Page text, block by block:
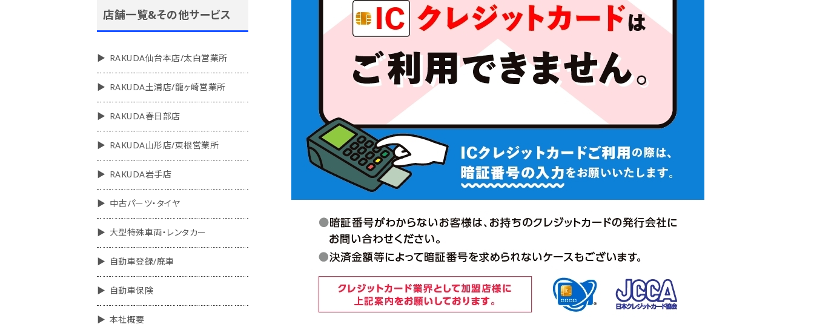
店舗一覧&その他サービス
RAKUDA仙台本店/太白営業所
RAKUDA土浦店/龍ヶ崎営業所
RAKUDA春日部店
RAKUDA山形店/東根営業所
RAKUDA岩手店
中古パーツ・タイヤ
大型特殊車両・レンタカー
自動車登録/廃車
自動車保険
本社概要